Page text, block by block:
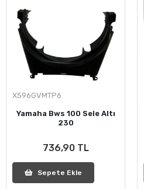
X596GVMTP6
Yamaha Bws 100 Sele Altı
230
736,90 TL
Sepete Ekle